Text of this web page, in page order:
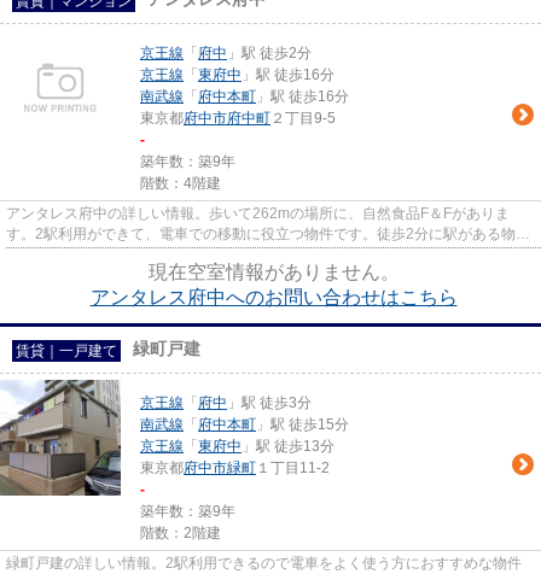
京王線 「 府中 」駅 徒歩2分
京王線 「 東府中 」駅 徒歩16分
南武線 「 府中本町 」駅 徒歩16分
東京都府中市府中町 ２丁目9-5
-
築年数：築9年
階数：4階建
アンタレス府中の詳しい情報。歩いて262mの場所に、自然食品F＆Fがありま
す。2駅利用ができて、電車での移動に役立つ物件です。徒歩2分に駅がある物件
現在空室情報がありません。
アンタレス府中へのお問い合わせはこちら
賃貸｜一戸建て 緑町戸建
京王線 「 府中 」駅 徒歩3分
南武線 「 府中本町 」駅 徒歩15分
京王線 「 東府中 」駅 徒歩13分
東京都府中市緑町 １丁目11-2
-
築年数：築9年
階数：2階建
緑町戸建の詳しい情報。2駅利用できるので電車をよく使う方におすすめな物件